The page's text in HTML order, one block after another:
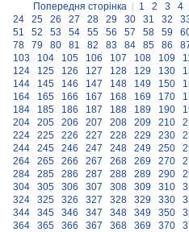
Попередня сторінка 1 2 3 4
24
25 26 27 28 29 30 31 32
51
52 53 54 55 56 57 58 59
78
79 80 81 82 83 84 85 86
103
104 105 106 107 108 109
124
125 126 127 128 129 130
144
145 146 147 148 149 150
164
165 166 167 168 169 170
184
185 186 187 188 189 190
204
205 206 207 208 209 210
224
225 226 227 228 229 230
244
245 246 247 248 249 250
264
265 266 267 268 269 270
284
285 286 287 288 289 290
304
305 306 307 308 309 310
324
325 326 327 328 329 330
344
345 346 347 348 349 350
364
365 366 367 368 369 370